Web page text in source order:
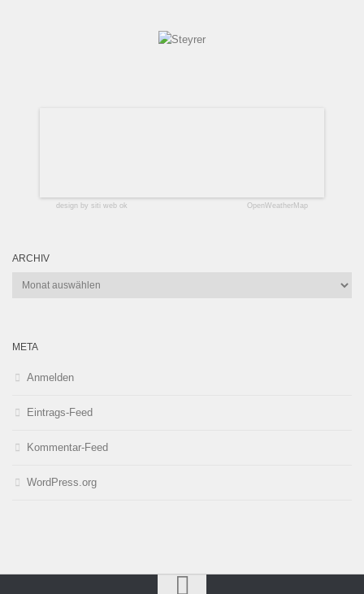
design by siti web ok OpenWeatherMap
ARCHIV
Archiv
META
Anmelden
Eintrags-Feed
Kommentar-Feed
WordPress.org